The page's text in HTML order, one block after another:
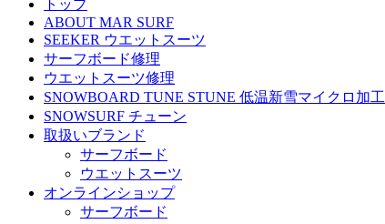
トップ
ABOUT MAR SURF
SEEKER ウエットスーツ
サーフボード修理
ウエットスーツ修理
SNOWBOARD TUNE STUNE 低温新雪マイクロ加工
SNOWSURF チューン
取扱いブランド
サーフボード
ウエットスーツ
オンラインショップ
サーフボード